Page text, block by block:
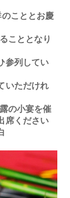
こととお慶
こととなり
参列してい
いただけれ
の小宴を催
席ください